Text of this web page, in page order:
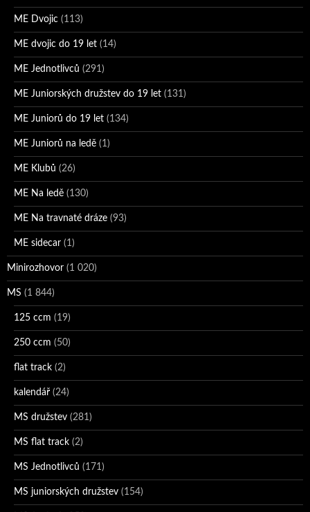
ME Dvojic (113)
ME dvojic do 19 let (14)
ME Jednotlivců (291)
ME Juniorských družstev do 19 let (131)
ME Juniorů do 19 let (134)
ME Juniorů na ledě (1)
ME Klubů (26)
ME Na ledě (130)
ME Na travnaté dráze (93)
ME sidecar (1)
Minirozhovor (1 020)
MS (1 844)
125 ccm (19)
250 ccm (50)
flat track (2)
kalendář (24)
MS družstev (281)
MS flat track (2)
MS Jednotlivců (171)
MS juniorských družstev (154)